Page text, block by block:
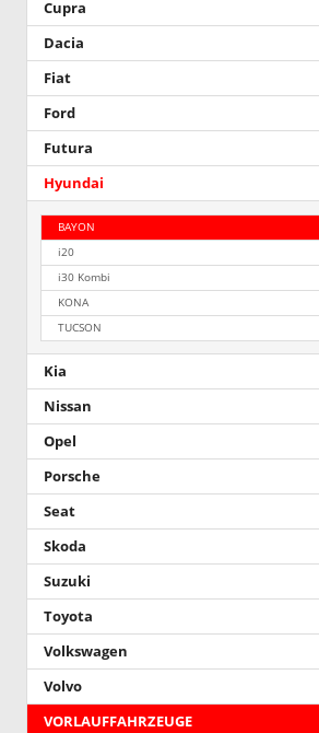
Cupra
Dacia
Fiat
Ford
Futura
Hyundai
BAYON
i20
i30 Kombi
KONA
TUCSON
Kia
Nissan
Opel
Porsche
Seat
Skoda
Suzuki
Toyota
Volkswagen
Volvo
VORLAUFFAHRZEUGE